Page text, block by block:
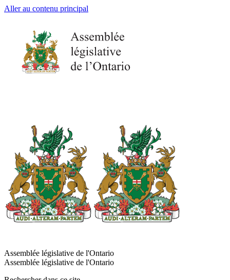
Aller au contenu principal
Assemblée législative de l'Ontario
Assemblée législative de l'Ontario